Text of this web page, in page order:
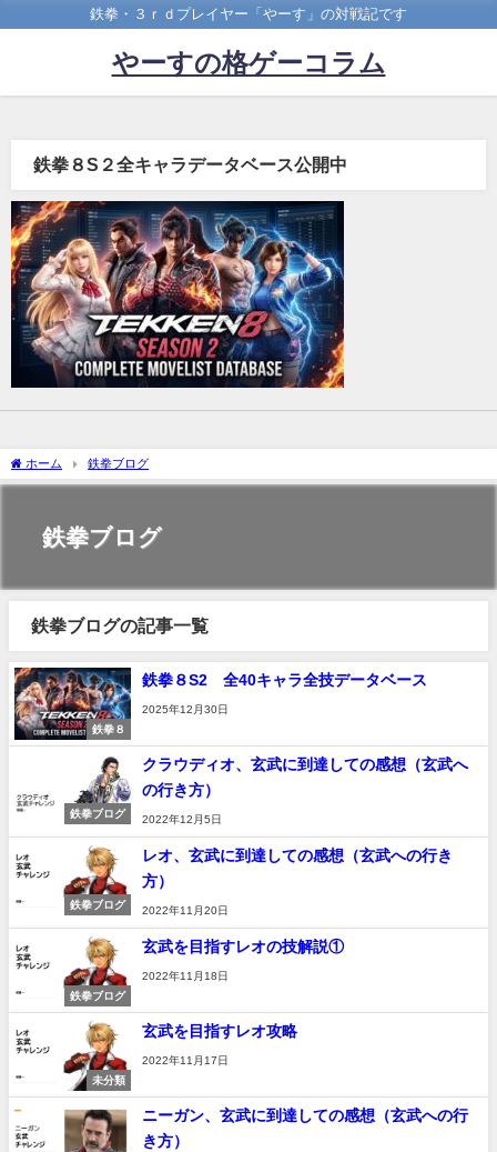
鉄拳・３ｒｄプレイヤー「やーす」の対戦記です
やーすの格ゲーコラム
鉄拳８S２全キャラデータベース公開中
ホーム 鉄拳ブログ
鉄拳ブログ
鉄拳ブログの記事一覧
鉄拳８
鉄拳８S2 全40キャラ全技データベース
2025年12月30日
鉄拳ブログ
クラウディオ、玄武に到達しての感想（玄武へ
の行き方）
2022年12月5日
鉄拳ブログ
レオ、玄武に到達しての感想（玄武への行き
方）
2022年11月20日
鉄拳ブログ
玄武を目指すレオの技解説①
2022年11月18日
未分類
玄武を目指すレオ攻略
2022年11月17日
ニーガン、玄武に到達しての感想（玄武への行
き方）